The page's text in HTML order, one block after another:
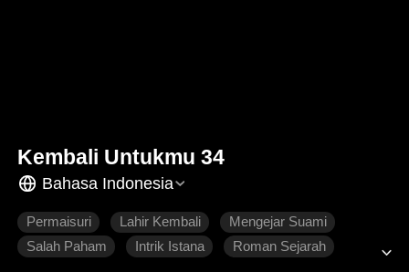
Kembali Untukmu 34
Bahasa Indonesia
Permaisuri Lahir Kembali
Mengejar Suami
Salah Paham
Intrik Istana Roman Sejarah